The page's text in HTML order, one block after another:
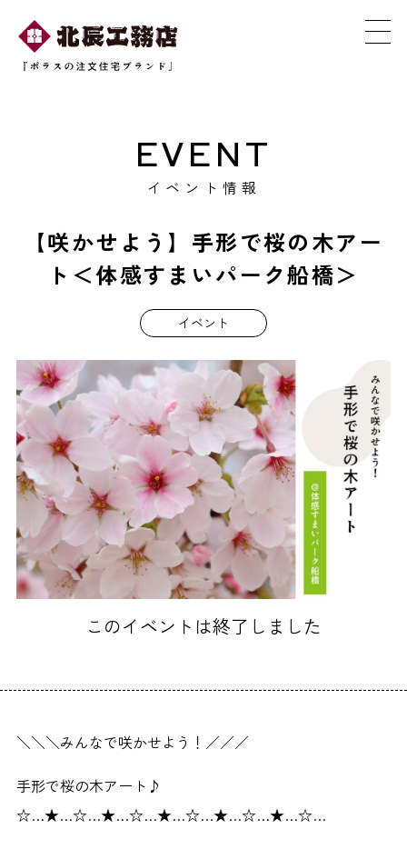
EVENT
イベント情報
【咲かせよう】手形で桜の木アー
ト＜体感すまいパーク船橋＞
イベント
このイベントは終了しました
＼＼＼みんなで咲かせよう！／／／
手形で桜の木アート♪
☆…★…☆…★…☆…★…☆…★…☆…★…☆…